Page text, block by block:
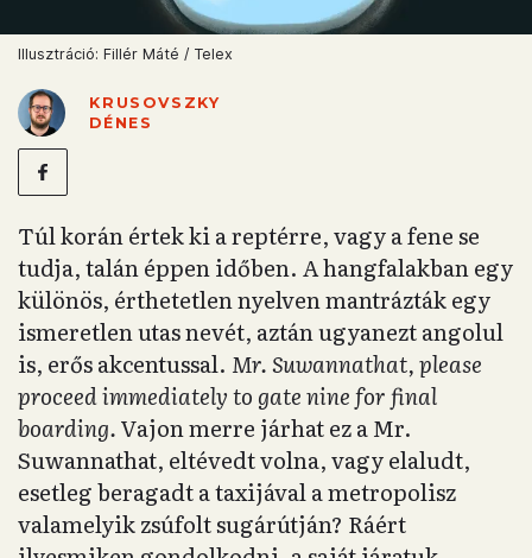
Illusztráció: Fillér Máté / Telex
KRUSOVSZKY
DÉNES
Túl korán értek ki a reptérre, vagy a fene se
tudja, talán éppen időben. A hangfalakban egy
különös, érthetetlen nyelven mantrázták egy
ismeretlen utas nevét, aztán ugyanezt angolul
is, erős akcentussal. Mr. Suwannathat, please
proceed immediately to gate nine for final
boarding.Vajon merre járhat ez a Mr.
Suwannathat, eltévedt volna, vagy elaludt,
esetleg beragadt a taxijával a metropolisz
valamelyik zsúfolt sugárútján? Ráért